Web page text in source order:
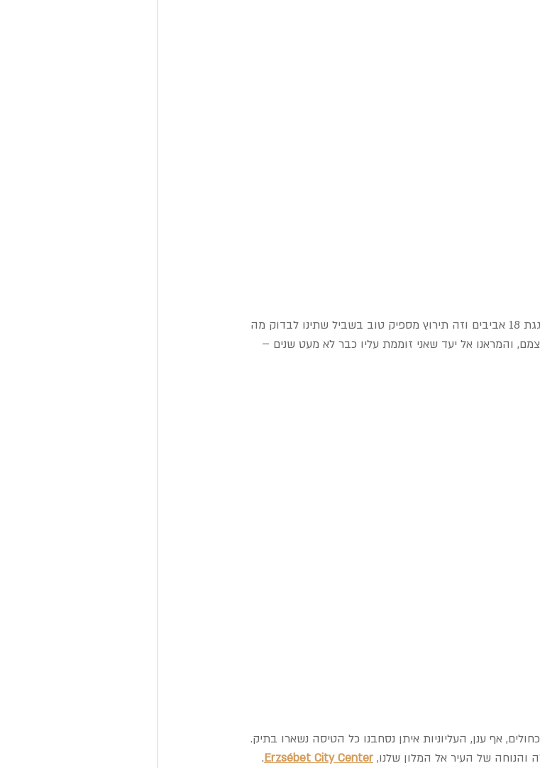
אז נחזור רגע להתחלה, כי לא כל יום נערתי חוגגת 18 אביבים וזה תירוץ מספיק טוב בשביל שתינו לבדוק מה
והמראנו אל יעד שאני זוממת עליו כבר לא מעט שנים –
אף ענן, העליוניות איתן נסחבנו כל הטיסה נשארו בתיק.
והנוחה של העיר אל המלון שלנו,
Erzsébet City Center
.